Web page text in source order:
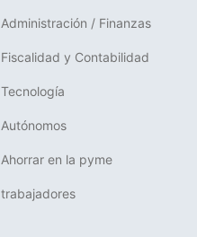
Administración / Finanzas
Fiscalidad y Contabilidad
Tecnología
Autónomos
Ahorrar en la pyme
trabajadores